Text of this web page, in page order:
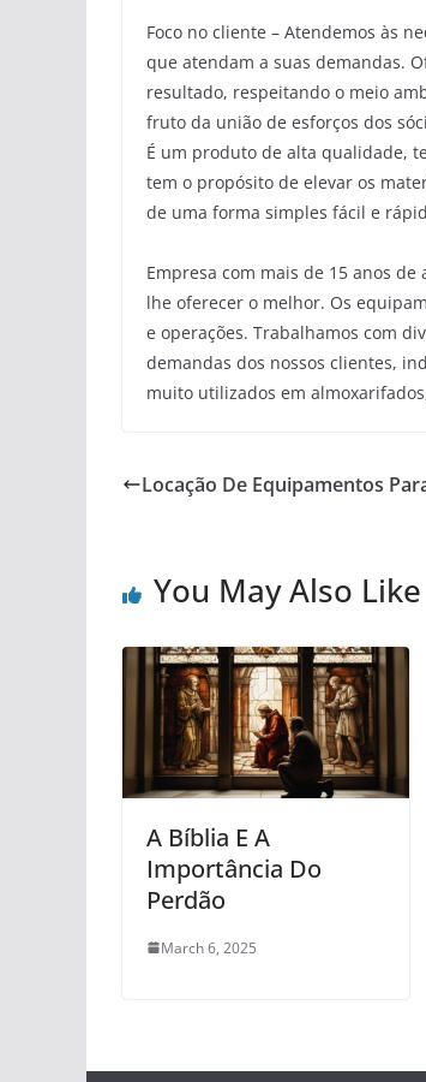
Foco no cliente – Atendemos às
que atendam a suas demandas.
resultado, respeitando o meio
fruto da união de esforços dos
É um produto de alta qualidade,
tem o propósito de elevar os
de uma forma simples fácil e
Empresa com mais de 15 anos
lhe oferecer o melhor. Os
e operações. Trabalhamos com
demandas dos nossos clientes,
muito utilizados em
Locação De Equipamentos
You May Also Like
A Bíblia E A
Importância Do
Perdão
March 6, 2025